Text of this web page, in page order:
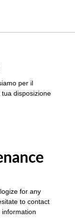
per il
tua disposizione
for any
to contact